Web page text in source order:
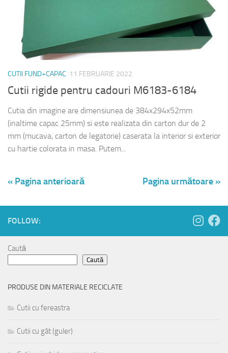
CUTII FUND+CAPAC 11 FEBRUARIE 2022
Cutii rigide pentru cadouri M6183-6184
Cutia din imagine are dimensiunea de 384x294x52mm
(inaltime capac 25mm) si este realizata din carton dur de 2
mm (mucava, carton de legatorie) caserata la interior si exterior
cu hartie colorata in masa. Putem...
« Pagina anterioară Pagina următoare »
FOLLOW:
Caută
Caută
PRODUSE DIN MATERIALE RECICLATE
Cutii cu fereastra
Cutii cu gât (guler)